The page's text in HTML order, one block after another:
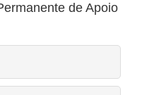
de Apoio